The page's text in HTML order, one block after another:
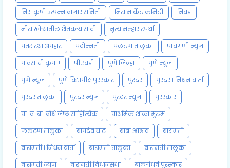
निरा कृषी उत्पन्न बाजार समिती
निरा मार्केट कमिटी
निवड
नीरा खोऱ्यातील शेतकऱ्यांसाठी
नृत्य मल्हार स्पर्धा
पतसंस्था अपहार
पदोन्नती पलटण तालुका
पाचगणी न्युज
पावसाची कृपा !
पीएचडी पुणे जिल्हा
पुणे न्युज
पुणे न्यूज
पुणे विद्यापीठ पुरस्कार पुरंदर
पुरंदर l निधन वार्ता
पुरंदर तालुका
पुरंदर न्युज पुरंदर न्यूज
पुरस्कार
प्रा. व. बा. बोधे जेष्ठ साहित्यिक
प्राथमिक शाळा मुरूम
फलटण तालुका
बापदेव घाट बाबा आढाव
बारामती
बारामती l निधन वार्ता
बारामती तालुका
बारामती तालूका
बारामती न्युज
बारामती विधानसभा
बालगंधर्व पुरस्कार